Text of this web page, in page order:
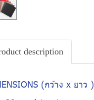
description
(กว้าง x ยาว )